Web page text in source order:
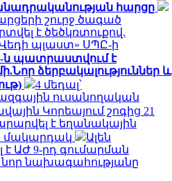
հարցը
շուրջ ծագած
է ծեծկռտուքով.
պլաստ» ՍՊԸ-ի
ն պատրաստվում է
ձերբակալություններ և
4 մեդալ՝
ուսանողական
Կորեայում շոգից 21
է եղանակային
մակարդակ
Ալեն
է ԱԺ 9-րդ գումարման
նախագահությանը